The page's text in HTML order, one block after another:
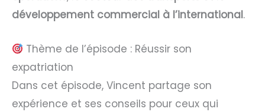
développement commercial à l’international.
Thème de l’épisode : Réussir son
expatriation
Dans cet épisode, Vincent partage son
expérience et ses conseils pour ceux qui